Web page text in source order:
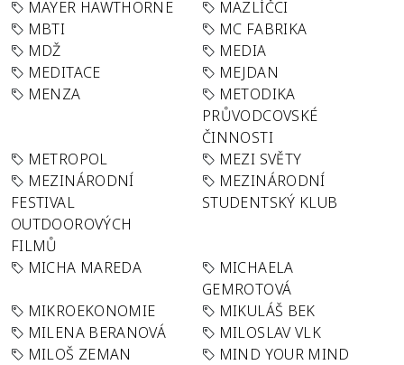
MAYER HAWTHORNE
MAZLÍČCI
MBTI
MC FABRIKA
MDŽ
MEDIA
MEDITACE
MEJDAN
MENZA
METODIKA
PRŮVODCOVSKÉ
ČINNOSTI
METROPOL
MEZI SVĚTY
MEZINÁRODNÍ
FESTIVAL
OUTDOOROVÝCH
FILMŮ
MEZINÁRODNÍ
STUDENTSKÝ KLUB
MICHA MAREDA
MICHAELA
GEMROTOVÁ
MIKROEKONOMIE
MIKULÁŠ BEK
MILENA BERANOVÁ
MILOSLAV VLK
MILOŠ ZEMAN
MIND YOUR MIND